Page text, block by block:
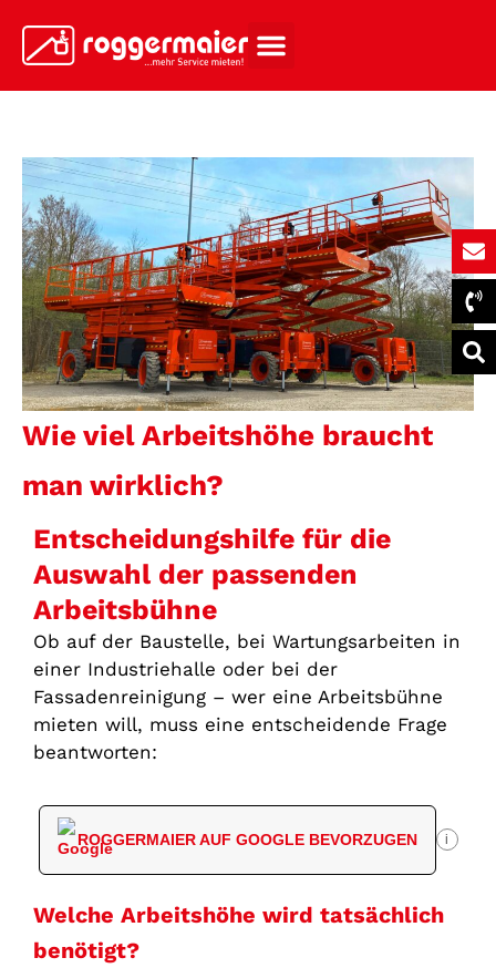
Wie viel Arbeitshöhe braucht
man wirklich?
Entscheidungshilfe für die
Auswahl der passenden
Arbeitsbühne
Ob auf der Baustelle, bei Wartungsarbeiten in
einer Industriehalle oder bei der
Fassadenreinigung – wer eine Arbeitsbühne
mieten will, muss eine entscheidende Frage
beantworten:
ROGGERMAIER AUF GOOGLE BEVORZUGEN i
Welche Arbeitshöhe wird tatsächlich
benötigt?